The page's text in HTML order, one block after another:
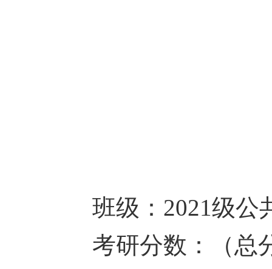
班级： 2021级公
考研分数：（总